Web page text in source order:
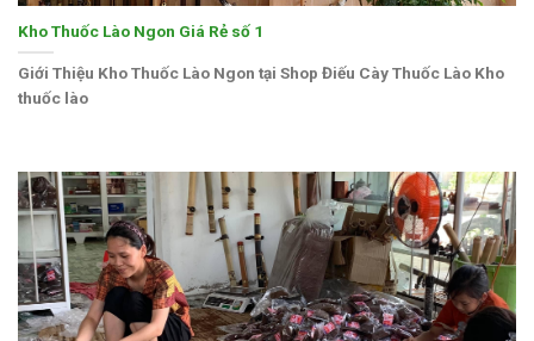
Kho Thuốc Lào Ngon Giá Rẻ số 1
Giới Thiệu Kho Thuốc Lào Ngon tại Shop Điếu Cày Thuốc Lào Kho
thuốc lào